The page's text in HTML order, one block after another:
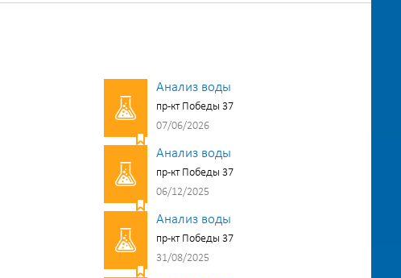
Анализ воды
пр-кт Победы 37
07/06/2026
Анализ воды
пр-кт Победы 37
06/12/2025
Анализ воды
пр-кт Победы 37
31/08/2025